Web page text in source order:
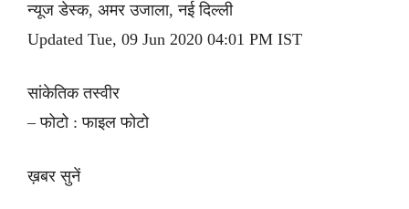
न्यूज डेस्क, अमर उजाला, नई दिल्ली
Updated Tue, 09 Jun 2020 04:01 PM IST
सांकेतिक तस्वीर
– फोटो : फाइल फोटो
ख़बर सुनें